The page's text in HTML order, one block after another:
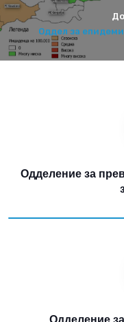
Оддел за
Одделение за
Одделение